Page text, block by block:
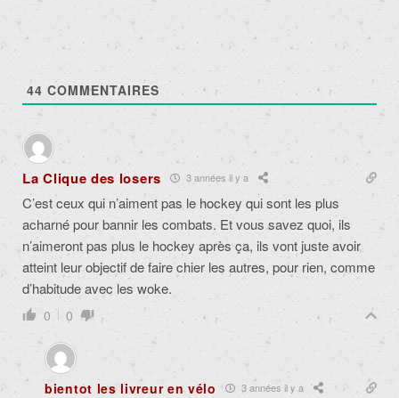
44 COMMENTAIRES
La Clique des losers 3 années il y a
C’est ceux qui n’aiment pas le hockey qui sont les plus
acharné pour bannir les combats. Et vous savez quoi, ils
n’aimeront pas plus le hockey après ça, ils vont juste avoir
atteint leur objectif de faire chier les autres, pour rien, comme
d’habitude avec les woke.
0 0
bientot les livreur en vélo 3 années il y a